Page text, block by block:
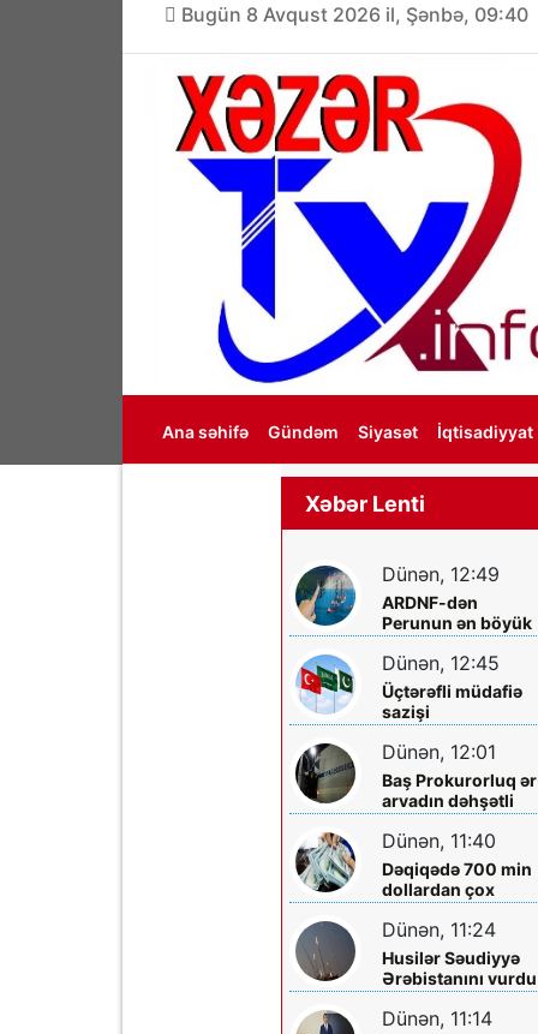
Bugün 8 Avqust 2026 il, Şənbə, 09:40
Ana səhifə Gündəm Siyasət İqtisadiyyat
Xəbər Lenti
Dünən, 12:49
ARDNF-dən
Perunun ən böyük
şirkətinə
Dünən, 12:45
Üçtərəfli müdafiə
sazişi
imzalayacaqlar
Dünən, 12:01
Baş Prokurorluq
arvadın dəhşətli
ölümü ilə bağlı -
Məlumat yaydı
Dünən, 11:40
Dəqiqədə 700 min
dollardan çox
qazanıblar…
Dünən, 11:24
Husilər Səudiyyə
Ərəbistanını
Yaralılar var
Dünən, 11:14